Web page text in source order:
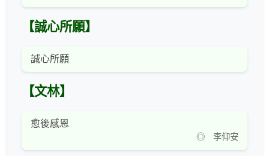
【誠心所願】
誠心所願
【文林】
愈後感恩
◎ 李仰安